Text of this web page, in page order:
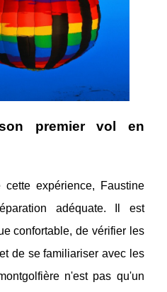
premier vol en
expérience, Faustine
adéquate. Il est
confortable, de vérifier les
de se familiariser avec les
n'est pas qu'un